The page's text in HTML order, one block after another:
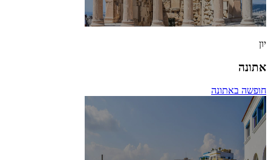
יון
אתונה
חופשה באתונה